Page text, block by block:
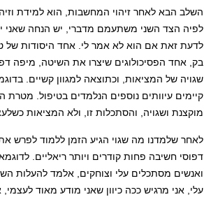
השלב הבא לאחר זיהוי המחשבות, הוא למידת
לפיה הצד השני משתעמם מדברי, יש הנחה שאני
לדעת זאת אם הוא לא אמר לי. אחד היסודות של
בק, אחד הפסיכולוגים שיצרו את השיטה, מיפה
שגויה של המציאות, וכתוצאה למגוון קשיים.
קיימים עיוותים נוספים הנלמדים בטיפול.
מוקצנת ושגויה, והסתכלות זו, ולא המציאות
לאחר שלמדנו מה שגוי הגיע הזמן ללמוד לפרש
דפוסי חשיבה פחות קודרים ויותר ריאליים.
ואנשים מסתכלים עלי וצוחקים, אלמד להעלות
עלי, אני מרגיש ככה כיוון שאני מודע מאוד